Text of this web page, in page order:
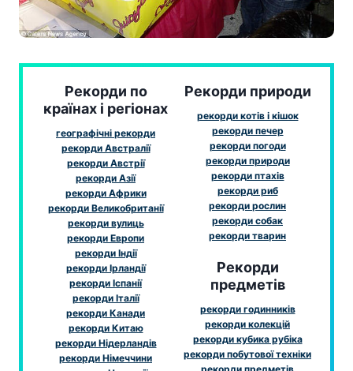
Рекорди по
країнах і регіонах
географічні рекорди
рекорди Австралії
рекорди Австрії
рекорди Азії
рекорди Африки
рекорди Великобританії
рекорди вулиць
рекорди Европи
рекорди Індії
рекорди Ірландії
рекорди Іспанії
рекорди Італії
рекорди Канади
рекорди Китаю
рекорди Нідерландів
рекорди Німеччини
Рекорди природи
рекорди котів і кішок
рекорди печер
рекорди погоди
рекорди природи
рекорди птахів
рекорди риб
рекорди рослин
рекорди собак
рекорди тварин
Рекорди
предметів
рекорди годинників
рекорди колекцій
рекорди кубика рубіка
рекорди побутової техніки